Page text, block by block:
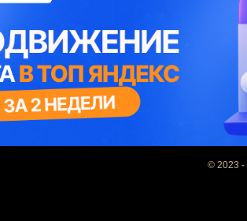
© 2023 -